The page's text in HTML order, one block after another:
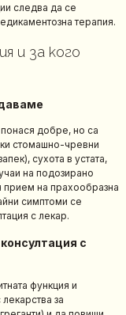
следва да се
терапия.
и за кого
добре, но са
стомашно-чревни
сухота в устата,
на подозирано
на прахообразна
симптоми се
с лекар.
с
функция и
за